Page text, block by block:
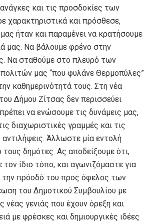
και τις προσδοκίες των
χαρακτηριστικά και πρόσθεσε,
ήταν και παραμένει να κρατήσουμε
μας. Να βάλουμε φρένο στην
Να σταθούμε στο πλευρό των
μας “που φυλάνε Θερμοπύλες”
καθημερινότητά τους. Στη νέα
Δήμου Ζίτσας δεν περισσεύει
να ενώσουμε τις δυνάμεις μας,
διαχωριστικές γραμμές και τις
αντιλήψεις. Άλλωστε μία εντολή
δημότες. Ας αποδείξουμε ότι,
ίδιο τόπο, και αγωνιζόμαστε για
την πρόοδό του προς όφελος των
του Δημοτικού Συμβουλίου με
γενιάς που έχουν όρεξη και
με φρέσκες και δημιουργικές ιδέες